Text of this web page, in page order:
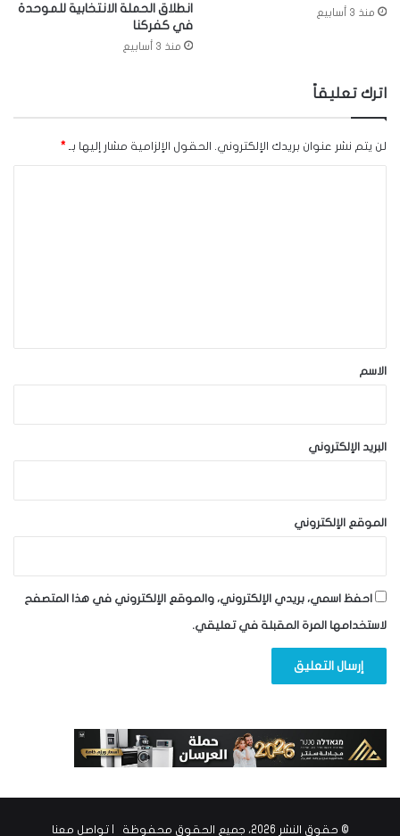
منذ 3 أسابيع
انطلاق الحملة الانتخابية للموحدة
في كفركنا
منذ 3 أسابيع
اترك تعليقاً
لن يتم نشر عنوان بريدك الإلكتروني. الحقول الإلزامية مشار إليها بـ *
*
الاسم
البريد الإلكتروني
الموقع الإلكتروني
احفظ اسمي، بريدي الإلكتروني، والموقع الإلكتروني في هذا المتصفح
لاستخدامها المرة المقبلة في تعليقي.
© حقوق النشر 2026، جميع الحقوق محفوظة | تواصل معنا